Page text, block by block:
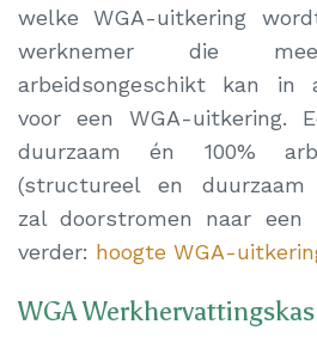
welke WGA-uitkering
werknemer die
arbeidsongeschikt kan in
voor een WGA-uitkering.
duurzaam én 100%
(structureel en duurzaam
zal doorstromen naar een
verder: hoogte WGA-
WGA Werkhervattingskas